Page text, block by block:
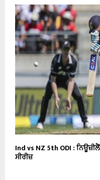
Ind vs NZ 5th ODI :
ਸੀਰੀਜ਼